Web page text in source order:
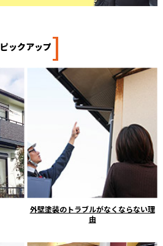
ピックアップ]
外壁塗装のトラブルがなくならない理
由